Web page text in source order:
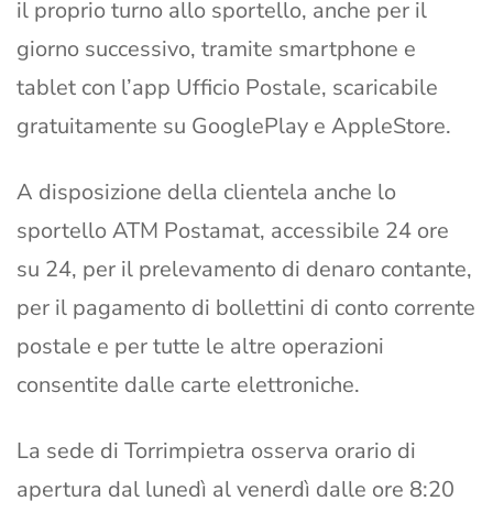
il proprio turno allo sportello, anche per il
giorno successivo, tramite smartphone e
tablet con l’app Ufficio Postale, scaricabile
gratuitamente su GooglePlay e AppleStore.
A disposizione della clientela anche lo
sportello ATM Postamat, accessibile 24 ore
su 24, per il prelevamento di denaro contante,
per il pagamento di bollettini di conto corrente
postale e per tutte le altre operazioni
consentite dalle carte elettroniche.
La sede di Torrimpietra osserva orario di
apertura dal lunedì al venerdì dalle ore 8:20